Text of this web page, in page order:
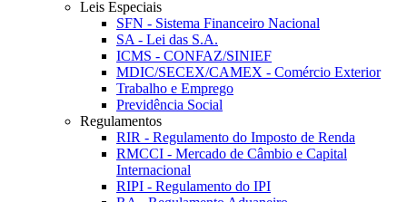
Leis Especiais
SFN - Sistema Financeiro Nacional
SA - Lei das S.A.
ICMS - CONFAZ/SINIEF
MDIC/SECEX/CAMEX - Comércio Exterior
Trabalho e Emprego
Previdência Social
Regulamentos
RIR - Regulamento do Imposto de Renda
RMCCI - Mercado de Câmbio e Capital
Internacional
RIPI - Regulamento do IPI